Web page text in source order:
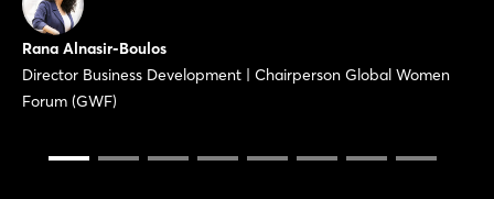
Rana Alnasir-Boulos
Director Business Development | Chairperson Global Women
Forum (GWF)